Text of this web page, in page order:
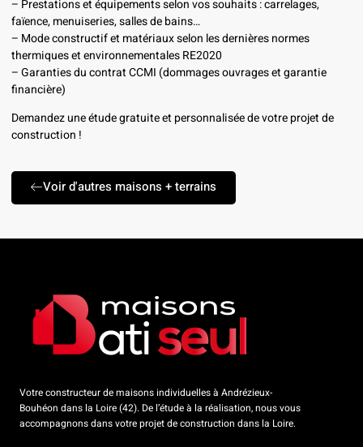
– Prestations et équipements selon vos souhaits : carrelages,
faïence, menuiseries, salles de bains…
– Mode constructif et matériaux selon les dernières normes
thermiques et environnementales RE2020
– Garanties du contrat CCMI (dommages ouvrages et garantie
financière)
Demandez une étude gratuite et personnalisée de votre projet de
construction !
Voir d'autres maisons + terrains
Votre constructeur de maisons individuelles à Andrézieux-
Bouhéon dans la Loire (42). De l’étude à la réalisation, nous vous
accompagnons dans votre projet de construction dans la Loire.